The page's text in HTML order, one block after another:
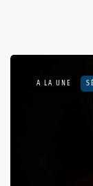
A LA UNE